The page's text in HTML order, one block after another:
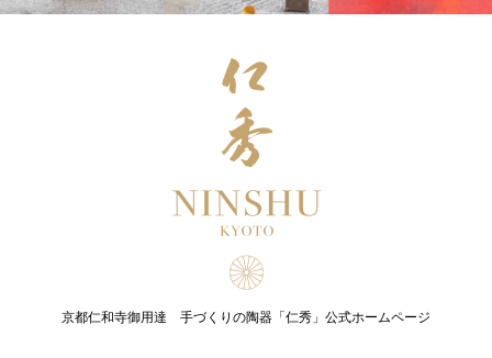
京都仁和寺御用達 手づくりの陶器「仁秀」公式ホームページ